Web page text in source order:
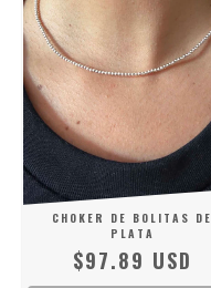
CHOKER DE BOLITAS DE
PLATA
$97.89 USD